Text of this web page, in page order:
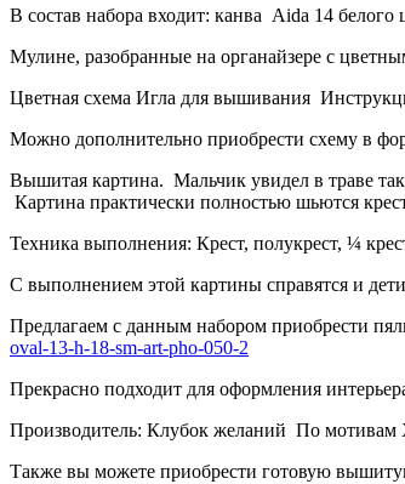
В состав набора входит: канва Aida 14
Мулине, разобранные на органайзере с
Цветная схема Игла для вышивания
Можно дополнительно приобрести схему в
Вышитая картина. Мальчик увидел в траве
Картина практически полностью шьются
Техника выполнения: Крест, полукрест, ¼
С выполнением этой картины справятся и
Предлагаем с данным набором приобрести
oval-13-h-18-sm-art-pho-050-2
Прекрасно подходит для оформления
Производитель: Клубок желаний По мотивам
Также вы можете приобрести готовую